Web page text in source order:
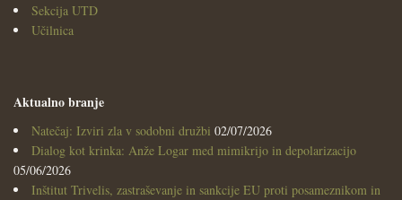
Sekcija UTD
Učilnica
Aktualno branje
Natečaj: Izviri zla v sodobni družbi 02/07/2026
Dialog kot krinka: Anže Logar med mimikrijo in depolarizacijo
05/06/2026
Inštitut Trivelis, zastraševanje in sankcije EU proti posameznikom in